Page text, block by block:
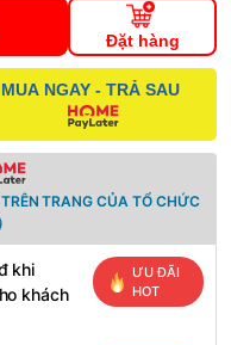
Đặt hàng
MUA NGAY - TRẢ SAU
TRANG CỦA TỔ CHỨC
khi
khách
ƯU ĐÃI
HOT